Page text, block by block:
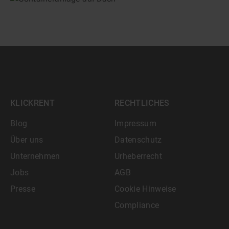
KLICKRENT
Blog
Über uns
Unternehmen
Jobs
Presse
RECHTLICHES
Impressum
Datenschutz
Urheberrecht
AGB
Cookie Hinweise
Compliance